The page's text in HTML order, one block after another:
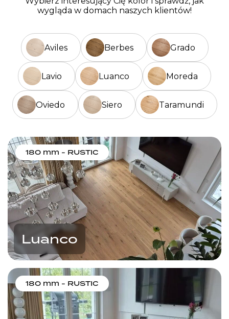
wygląda w domach naszych klientów!
Aviles Berbes Grado
Lavio Luanco Moreda
Oviedo Siero Taramundi
180 mm - RUSTIC
Luanco
180 mm - RUSTIC